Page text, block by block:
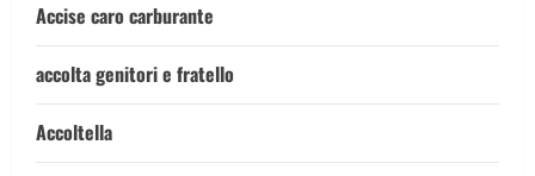
Accise caro carburante
accolta genitori e fratello
Accoltella